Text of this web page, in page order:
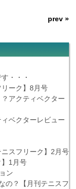
prev »
・・・
ーク】8月号
アクティベクター
ベクターレビュー
スフリーク】2月号
1月号
ン
の？【月刊テニスフ